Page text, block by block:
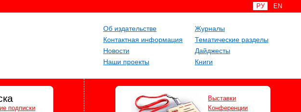
РУ EN
Об издательстве
Контактная информация
Новости
Наши проекты
Журналы
Тематические разделы
Дайджесты
Книги
подписки
Выставки
Конференции